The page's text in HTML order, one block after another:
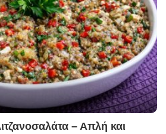
– Απλή και